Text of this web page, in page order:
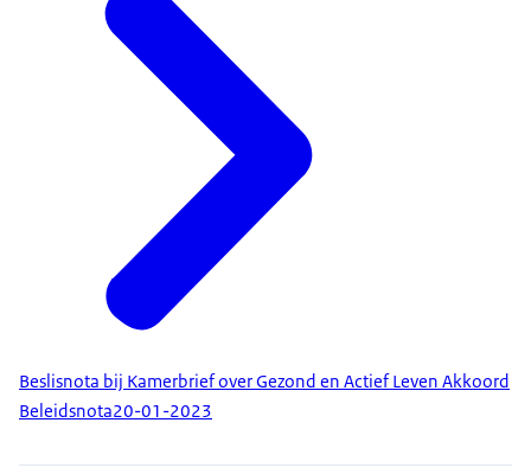
Beslisnota bij Kamerbrief over Gezond en Actief Leven Akkoord
Beleidsnota20-01-2023